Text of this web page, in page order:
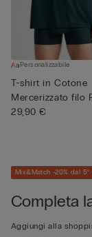
Personalizzabile
T-shirt in Cotone
Mercerizzato filo
29,90 €
Mix&Match -20% dal 5°
Completa
Aggiungi alla